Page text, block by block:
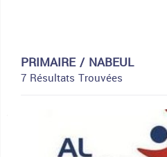
PRIMAIRE / NABEUL
7 Résultats Trouvées